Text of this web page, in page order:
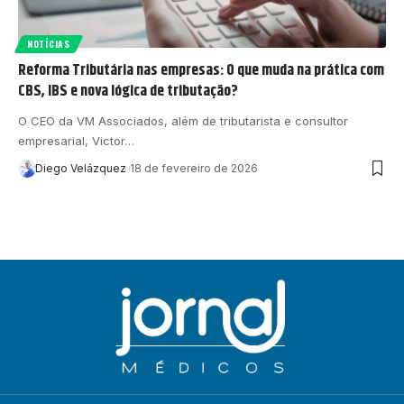
NOTÍCIAS
Reforma Tributária nas empresas: O que muda na prática com
CBS, IBS e nova lógica de tributação?
O CEO da VM Associados, além de tributarista e consultor
empresarial, Victor…
Diego Velázquez 18 de fevereiro de 2026